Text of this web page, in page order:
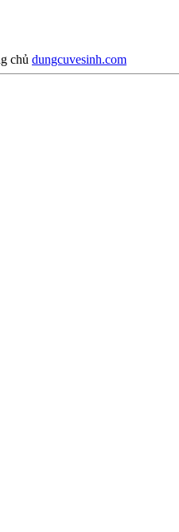
chủ dungcuvesinh.com